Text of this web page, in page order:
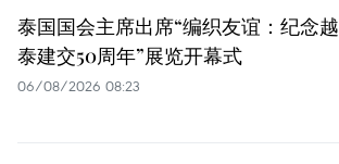
泰国国会主席出席“编织友谊：纪念越
泰建交50周年”展览开幕式
06/08/2026 08:23